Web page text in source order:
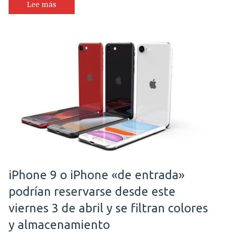
Lee más
iPhone 9 o iPhone «de entrada»
podrían reservarse desde este
viernes 3 de abril y se filtran colores
y almacenamiento